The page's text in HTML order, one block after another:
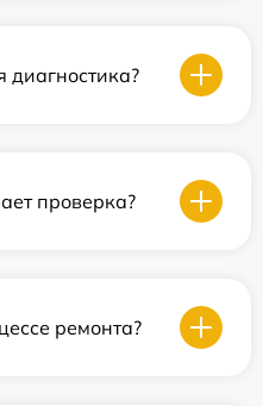
диагностика?
проверка?
ремонта?